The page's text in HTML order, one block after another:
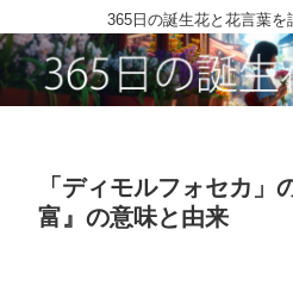
365日の誕生花と花言葉を
「ディモルフォセカ」
富』の意味と由来